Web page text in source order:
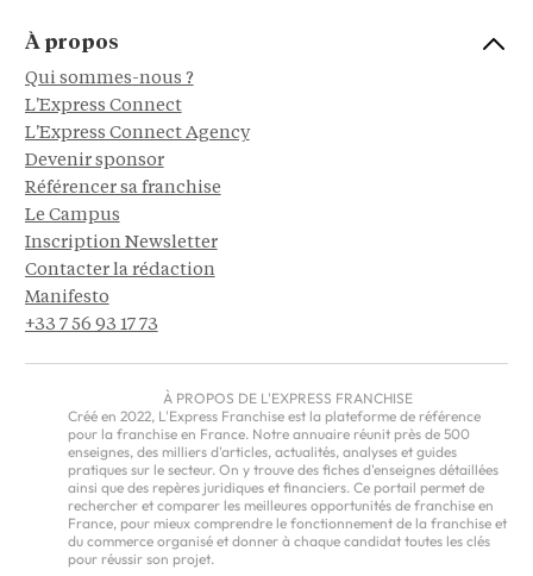
À propos
Qui sommes-nous ?
L'Express Connect
L'Express Connect Agency
Devenir sponsor
Référencer sa franchise
Le Campus
Inscription Newsletter
Contacter la rédaction
Manifesto
+33 7 56 93 17 73
À PROPOS DE L'EXPRESS FRANCHISE
Créé en 2022, L'Express Franchise est la plateforme de référence
pour la franchise en France. Notre annuaire réunit près de 500
enseignes, des milliers d'articles, actualités, analyses et guides
pratiques sur le secteur. On y trouve des fiches d'enseignes détaillées
ainsi que des repères juridiques et financiers. Ce portail permet de
rechercher et comparer les meilleures opportunités de franchise en
France, pour mieux comprendre le fonctionnement de la franchise et
du commerce organisé et donner à chaque candidat toutes les clés
pour réussir son projet.